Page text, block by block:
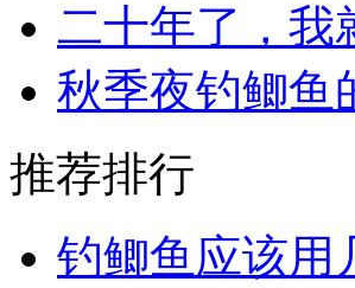
二十年了，我
秋季夜钓鲫鱼
推荐排行
钓鲫鱼应该用